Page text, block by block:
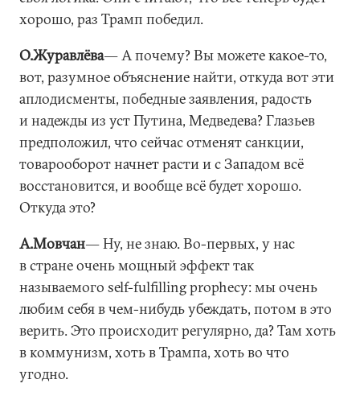
хорошо, раз Трамп победил.
О.Журавлёва― А почему? Вы можете какое-то,
вот, разумное объяснение найти, откуда вот эти
аплодисменты, победные заявления, радость
и надежды из уст Путина, Медведева? Глазьев
предположил, что сейчас отменят санкции,
товарооборот начнет расти и с Западом всё
восстановится, и вообще всё будет хорошо.
Откуда это?
А.Мовчан― Ну, не знаю. Во-первых, у нас
в стране очень мощный эффект так
называемого self-fulfilling prophecy: мы очень
любим себя в чем-нибудь убеждать, потом в это
верить. Это происходит регулярно, да? Там хоть
в коммунизм, хоть в Трампа, хоть во что
угодно.